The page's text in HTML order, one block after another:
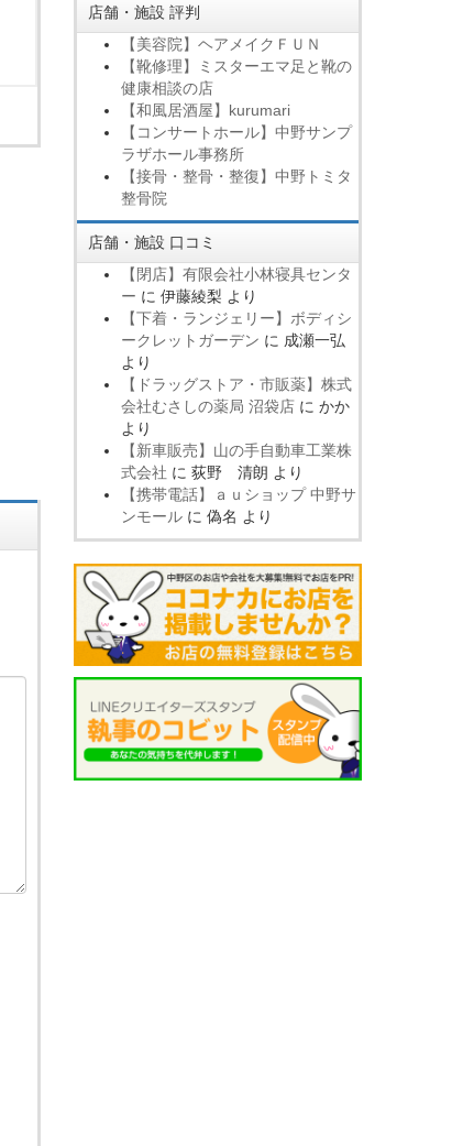
店舗・施設 評判
【美容院】ヘアメイクＦＵＮ
【靴修理】ミスターエマ足と靴の
健康相談の店
【和風居酒屋】kurumari
【コンサートホール】中野サンプ
ラザホール事務所
【接骨・整骨・整復】中野トミタ
整骨院
店舗・施設 口コミ
【閉店】有限会社小林寝具センタ
ー に 伊藤綾梨 より
【下着・ランジェリー】ボディシ
ークレットガーデン に 成瀬一弘
より
【ドラッグストア・市販薬】株式
会社むさしの薬局 沼袋店に かか
より
【新車販売】山の手自動車工業株
式会社 に 荻野 清朗 より
【携帯電話】ａｕショップ 中野サ
ンモールに 偽名 より